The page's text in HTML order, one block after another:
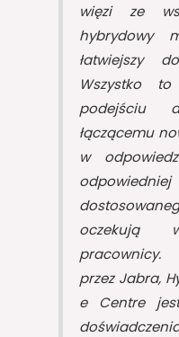
więzi ze
hybrydowy
łatwiejszy
Wszystko
podejściu
łączącemu
w
oczekują
przez Jabra,
e Centre